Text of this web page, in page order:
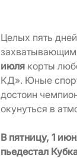
Целых пять
захватывающим
июля корты
КД». Юные
достоин
окунуться в
В пятницу, 1
пьедестал